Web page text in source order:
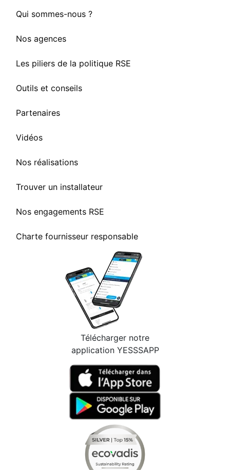
Qui sommes-nous ?
Nos agences
Les piliers de la politique RSE
Outils et conseils
Partenaires
Vidéos
Nos réalisations
Trouver un installateur
Nos engagements RSE
Charte fournisseur responsable
Télécharger notre
application YESSSAPP